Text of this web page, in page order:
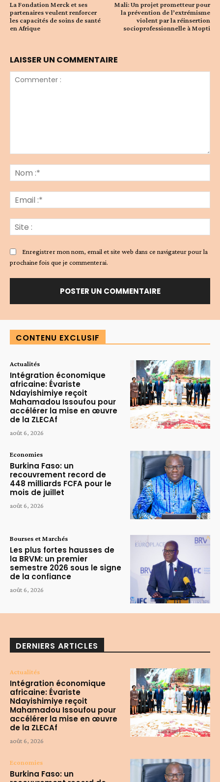
La Fondation Merck et ses
partenaires veulent renforcer
les capacités de soins de santé
en Afrique
Mali: Un projet prometteur pour
la prévention de l’extrémisme
violent par la réinsertion
socioprofessionnelle à Mopti
LAISSER UN COMMENTAIRE
:*
:*
:
Enregistrer mon nom, email et site web dans ce navigateur pour la
prochaine fois que je commenterai.
CONTENU EXCLUSIF
Actualités
Intégration économique
africaine: Évariste
Ndayishimiye reçoit
Mahamadou Issoufou pour
accélérer la mise en œuvre
de la ZLECAf
août 6, 2026
Economies
Burkina Faso: un
recouvrement record de
448 milliards FCFA pour le
mois de juillet
août 6, 2026
Bourses et Marchés
Les plus fortes hausses de
la BRVM: un premier
semestre 2026 sous le signe
de la confiance
août 6, 2026
DERNIERS ARTICLES
Actualités
Intégration économique
africaine: Évariste
Ndayishimiye reçoit
Mahamadou Issoufou pour
accélérer la mise en œuvre
de la ZLECAf
août 6, 2026
Economies
Burkina Faso: un